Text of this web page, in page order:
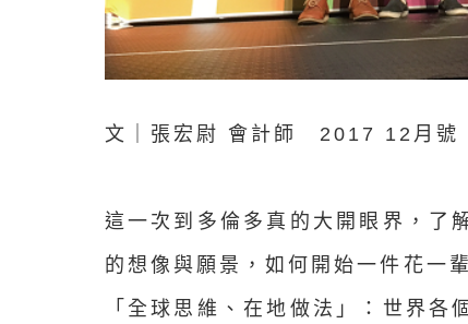
文｜張宏尉 會計師 2017 12月號
這一次到多倫多真的大開眼界，了
的想像與願景，如何開始一件花一
「全球思維、在地做法」：世界